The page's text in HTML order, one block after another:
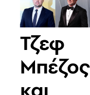
Τζεφ
Μπέζος